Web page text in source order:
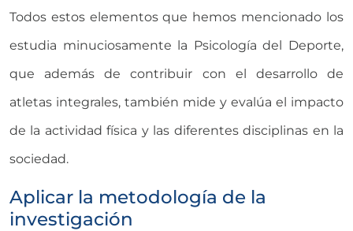
Todos estos elementos que hemos mencionado los
estudia minuciosamente la Psicología del Deporte,
que además de contribuir con el desarrollo de
atletas integrales, también mide y evalúa el impacto
de la actividad física y las diferentes disciplinas en la
sociedad.
Aplicar la metodología de la
investigación